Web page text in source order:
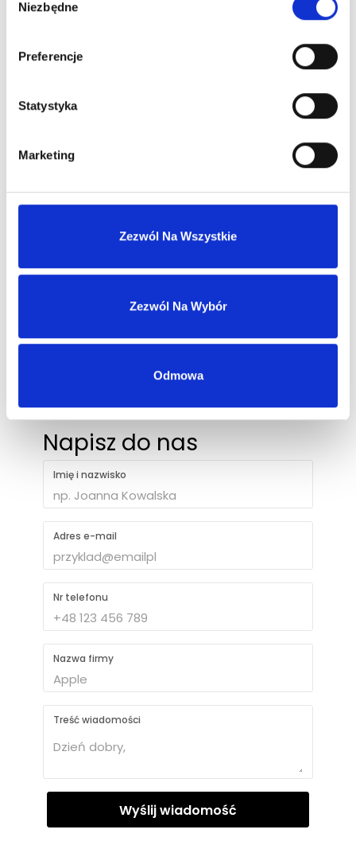
zgody
Niezbędne
Preferencje
Statystyka
Marketing
Zezwól Na Wszystkie
Zezwól Na Wybór
Odmowa
Szybka obsługa zwrotów i reklamacji
MASZ KONTO?
Skontaktuj się z nami
Nasz dział sprzedaży hurtowej odpowie
w ciągu 1 dnia roboczego.
+48 694 403 787
Napisz do nas
Imię i nazwisko
Adres e-mail
Nr telefonu
Nazwa firmy
Treść wiadomości